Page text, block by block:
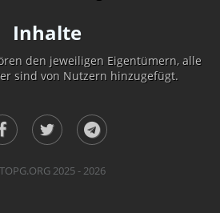
Inhalte
den jeweiligen Eigentümern, alle
sind von Nutzern hinzugefügt.
TOPG.ORG 2025 - 2026